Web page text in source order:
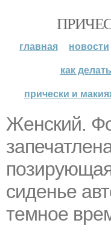
главная новости
как
прически и
Женский.
сиденье
темное